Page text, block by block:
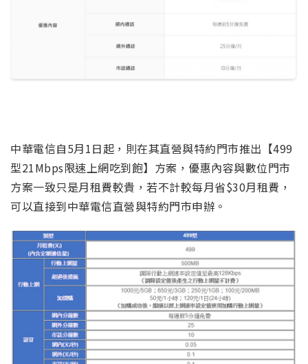
中華電信自5月1日起，則在其直營與特約門市推出【499
型21Mbps限速上網吃到飽】方案，優惠內容與數位門市
方案一致只是月租費較貴，若不計較每月省$30月租費，
可以直接到中華電信直營與特約門市申辦。